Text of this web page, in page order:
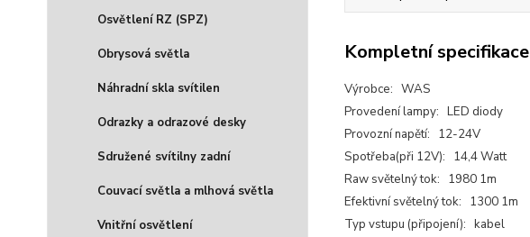
Osvětlení RZ (SPZ)
Obrysová světla
Náhradní skla svítilen
Odrazky a odrazové desky
Sdružené svítilny zadní
Couvací světla a mlhová světla
Vnitřní osvětlení
Kompletní specifikace
Výrobce: WAS
Provedení lampy: LED diody
Provozní napětí: 12-24V
Spotřeba(při 12V): 14,4 Watt
Raw světelný tok: 1980 1m
Efektivní světelný tok: 1300 1m
Typ vstupu (připojení): kabel